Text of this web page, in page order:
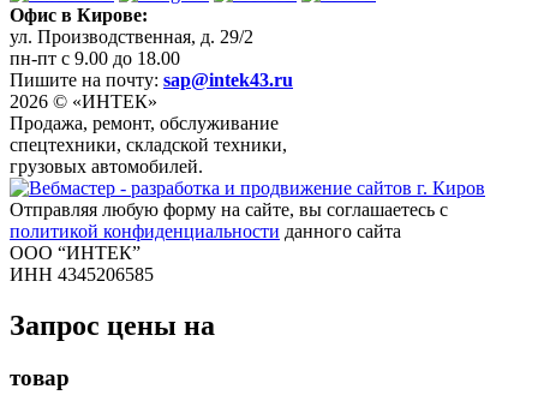
Офис в Кирове:
ул. Производственная, д. 29/2
пн-пт с 9.00 до 18.00
Пишите на почту: sap@intek43.ru
2026 © «ИНТЕК»
Продажа, ремонт, обслуживание
спецтехники, складской техники,
грузовых автомобилей.
Отправляя любую форму на сайте, вы соглашаетесь с
политикой конфиденциальности данного сайта
ООО “ИНТЕК”
ИНН 4345206585
Запрос цены на
товар